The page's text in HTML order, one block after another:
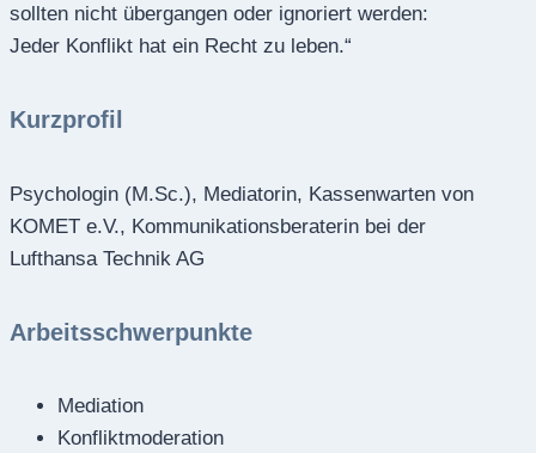
sollten nicht übergangen oder ignoriert werden:
Jeder Konflikt hat ein Recht zu leben.“
Kurzprofil
Psychologin (M.Sc.), Mediatorin, Kassenwarten von
KOMET e.V., Kommunikationsberaterin bei der
Lufthansa Technik AG
Arbeitsschwerpunkte
Mediation
Konfliktmoderation